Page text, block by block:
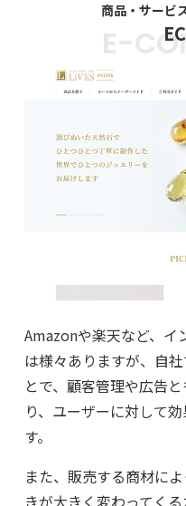
商品・サービ
E-
Amazonや楽天など、イ
は様々ありますが、自
とで、顧客管理や広告
り、ユーザーに対して
す。
また、販売する商材に
きが大きく変わってく